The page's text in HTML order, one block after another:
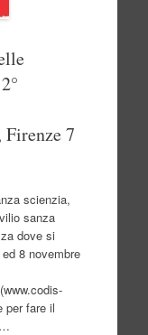
Firenze 7
scienzia,
sanza
dove si
8 novembre
per fare il